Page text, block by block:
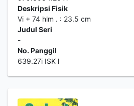
Deskripsi Fisik
Vi + 74 hlm . : 23.5 cm
Judul Seri
-
No. Panggil
639.27i ISK l